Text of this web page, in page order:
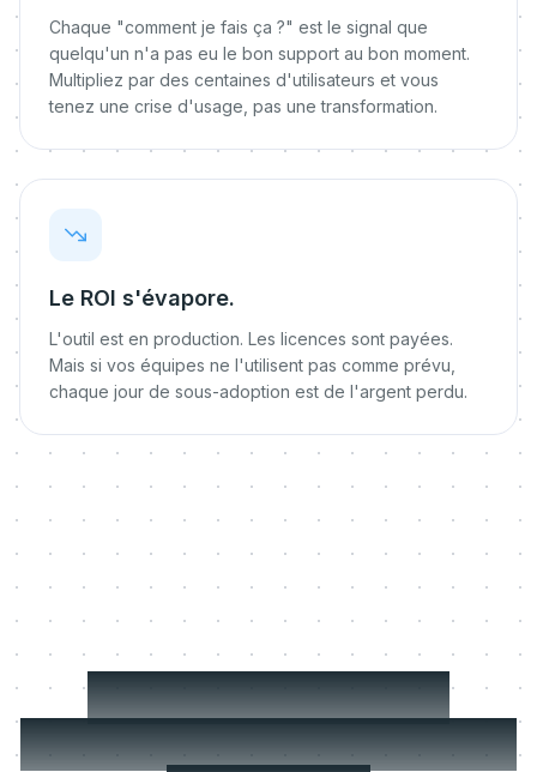
Chaque "comment je fais ça ?" est le signal que
quelqu'un n'a pas eu le bon support au bon moment.
Multipliez par des centaines d'utilisateurs et vous
tenez une crise d'usage, pas une transformation.
Le ROI s'évapore.
L'outil est en production. Les licences sont payées.
Mais si vos équipes ne l'utilisent pas comme prévu,
chaque jour de sous-adoption est de l'argent perdu.
Le Digital Change
Manager qui reste après